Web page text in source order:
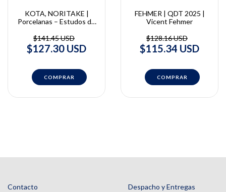
KOTA, NORITAKE |
Porcelanas – Estudos de
Clínicos
$141.45 USD
$127.30 USD
FEHMER | QDT 2025 |
Vicent Fehmer
$128.16 USD
$115.34 USD
Contacto Despacho y Entregas